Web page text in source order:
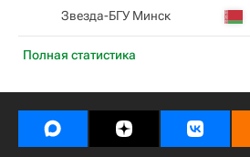
Полная статистика
Звезда-БГУ Минск